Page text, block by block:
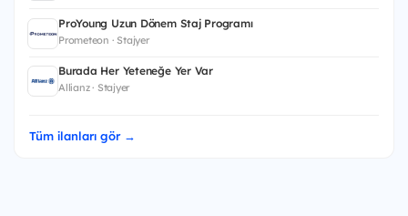
ProYoung Uzun Dönem Staj Programı
Prometeon · Stajyer
Burada Her Yeteneğe Yer Var
Allianz · Stajyer
Tüm ilanları gör →